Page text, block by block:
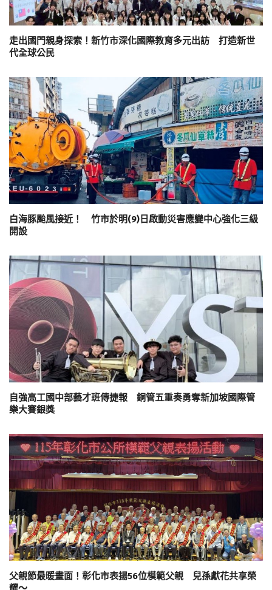
走出國門親身探索！新竹市深化國際教育多元出訪 打造新世
代全球公民
白海豚颱風接近！ 竹市於明(9)日啟動災害應變中心強化三級
開設
自強高工國中部藝才班傳捷報 銅管五重奏勇奪新加坡國際管
樂大賽銀獎
父親節最暖畫面！彰化市表揚56位模範父親 兒孫獻花共享榮